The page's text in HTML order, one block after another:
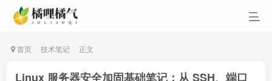
首页 技术笔记 正文
Linux 服务器安全加固基础笔记：从 SSH、端口